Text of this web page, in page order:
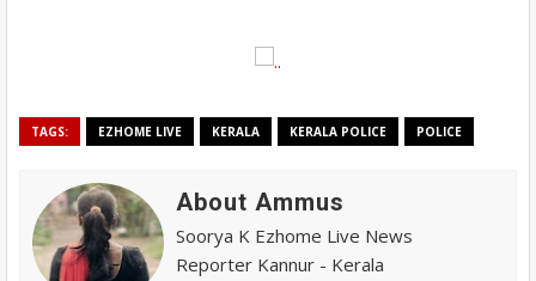
TAGS: EZHOME LIVE KERALA KERALA POLICE POLICE
About Ammus
Soorya K Ezhome Live News
Reporter Kannur - Kerala